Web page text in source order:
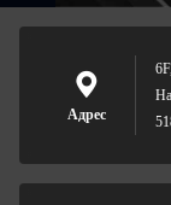
Адрес